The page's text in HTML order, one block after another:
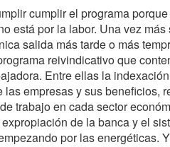
cumplir el programa
está por la labor. Una vez
salida más tarde o más
reivindicativo que
Entre ellas la
empresas y sus beneficios,
trabajo en cada sector
de la banca y el
por las energéticas.